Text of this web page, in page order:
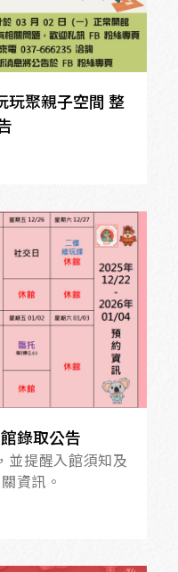
玩聚親子空間 整
錄取公告
並提醒入館須知及
資訊。